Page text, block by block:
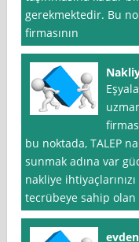
gerekmektedir. Bu
firmasının
bu noktada, TALEP
sunmak adına var
nakliye
tecrübeye sahip olan